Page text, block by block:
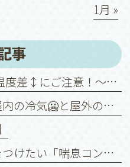
1月 »
事
【8月🌻 真夏の猛暑🌞と温度差↕️にご注意！～喘息を悪化させないために～】
【7月🍉エアコンによる屋内の冷気🥶と屋外の暑さ🥵との温度差↕️に注意！】
【6月☔️梅雨時期こそ気をつけたい「喘息コントロール」】